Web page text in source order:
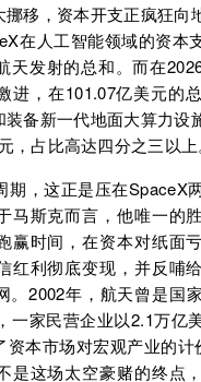
移，资本开支正疯狂向
在人工智能领域的资本
天发射的总和。而在
进，在101.07亿美元的
备新一代地面大算力设
，占比高达四分之三以上
期，这正是压在SpaceX
马斯克而言，他唯一的
赢时间，在资本对纸面
红利彻底变现，并反哺
。2002年，航天曾是国
一家民营企业以2.1万亿
资本市场对宏观产业的计
是这场太空豪赌的终点